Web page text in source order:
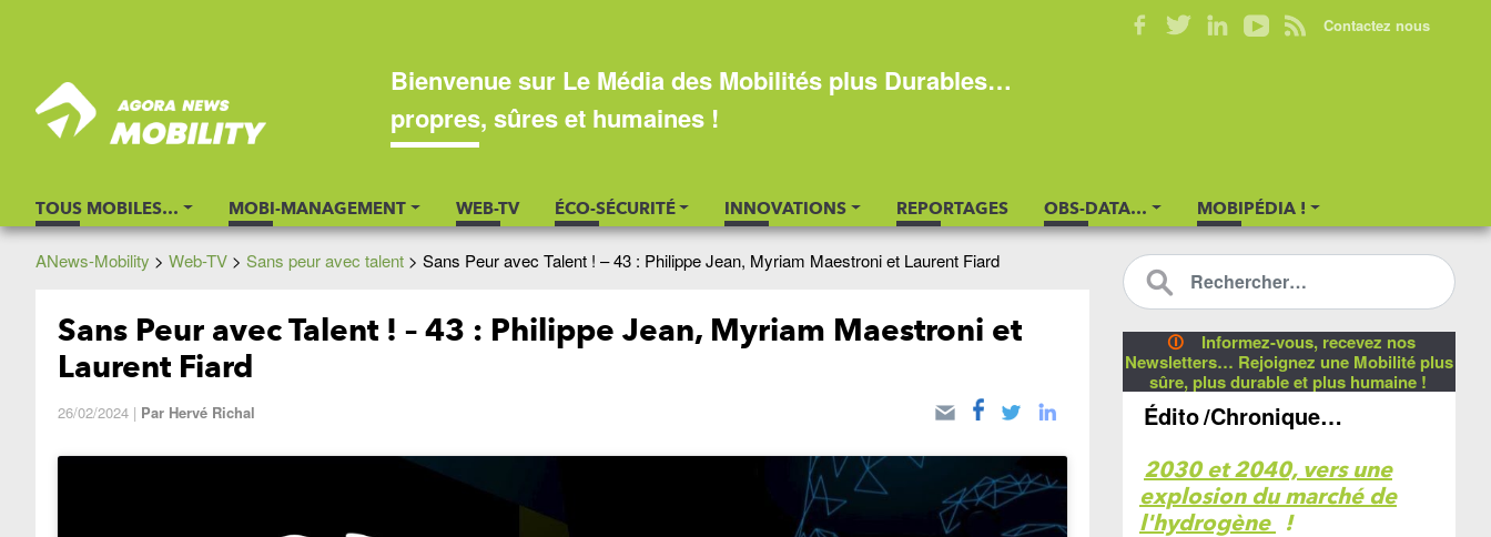
Bienvenue sur Le Média des Mobilités plus Durables…
propres, sûres et humaines !
TOUS MOBILES… MOBI-MANAGEMENT WEB-TV ÉCO-SÉCURITÉ INNOVATIONS REPORTAGES OBS-DATA… MOBIPÉDIA !
Contactez nous
ANews-Mobility > Web-TV > Sans peur avec talent > Sans Peur avec Talent ! – 43 : Philippe Jean, Myriam Maestroni et Laurent Fiard
Sans Peur avec Talent ! – 43 : Philippe Jean, Myriam Maestroni et
Laurent Fiard
26/02/2024 | Par Hervé Richal
🛈
Informez-vous, recevez nos
Newsletters… Rejoignez une Mobilité plus
sûre, plus durable et plus humaine !
Édito/Chronique…
2030 et 2040, vers une
explosion du marché de
l'hydrogène !